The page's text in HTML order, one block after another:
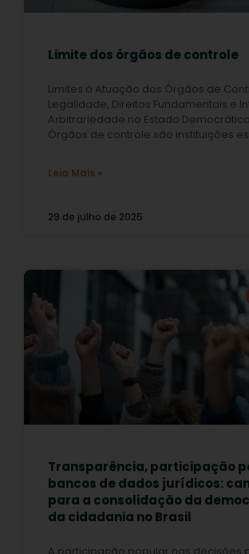
Limite dos órgãos de controle
Limites à Atuação dos Órgãos de
Legalidade, Direitos Fundamentais e
Arbitrariedade no Estado
Órgãos de controle são instituições
Leia Mais »
29 de julho de 2025
Transparência, participação
bancos de dados jurídicos:
para a consolidação da
da cidadania no Brasil
A participação popular nas decisões